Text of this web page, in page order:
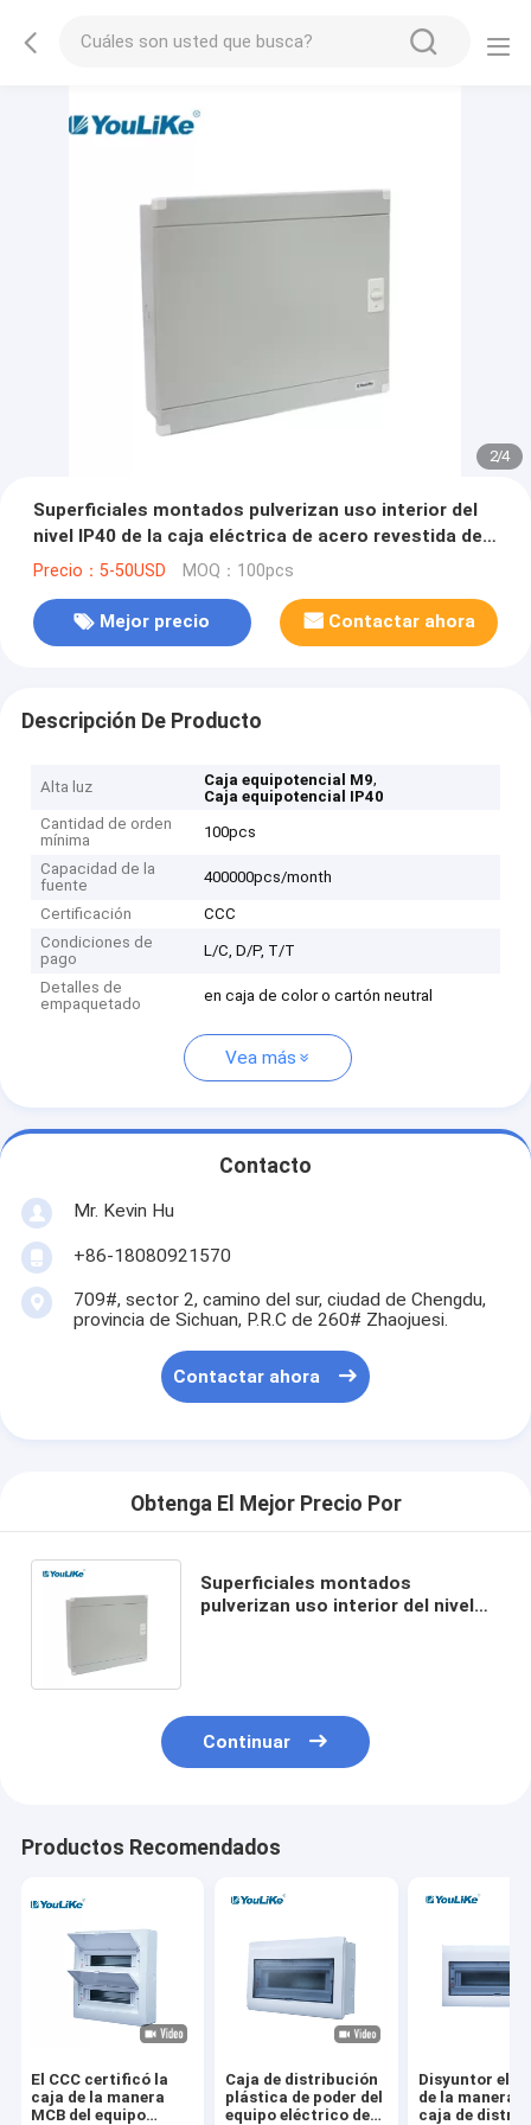
2/4
Superficiales montados pulverizan uso interior del
nivel IP40 de la caja eléctrica de acero revestida del
metal
Precio：5-50USD MOQ：100pcs
Mejor precio Contactar ahora
Descripción De Producto
Alta luz Caja equipotencial M9,
Caja equipotencial IP40
Cantidad de orden
mínima
100pcs
Capacidad de la
fuente
400000pcs/month
Certificación
CCC
Condiciones de
pago
L/C, D/P, T/T
Detalles de
empaquetado
en caja de color o cartón neutral
Vea más
Contacto
Mr. Kevin Hu
+86-18080921570
709#, sector 2, camino del sur, ciudad de Chengdu,
provincia de Sichuan, P.R.C de 260# Zhaojuesi.
Contactar ahora
Obtenga El Mejor Precio Por
Superficiales montados
pulverizan uso interior del nivel
Continuar
Productos Recomendados
El CCC certificó la
caja de la manera
MCB del equipo
Caja de distribución
plástica de poder del
equipo eléctrico de
Disyuntor
de la manera
caja de